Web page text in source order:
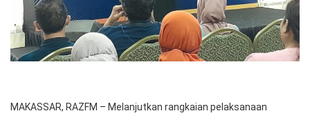
MAKASSAR, RAZFM – Melanjutkan rangkaian pelaksanaan